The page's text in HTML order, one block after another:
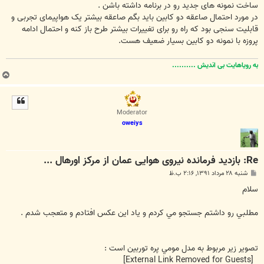
ساخت نمونه های جدید رو در برنامه داشته باشن .
در مورد احتمال صاعقه دو کابین باید بگم صاعقه بیشتر یک هواپیمای تجربی و
قابلیت سنجی بود که راه رو برای تغییرات بیشتر طرح باز کنه و احتمال ادامه
پروزه با نمونه دو کابین بسیار ضعیف هست.
به رویاهایت بی اندیش ..........
Moderator
oweiys
Re: بازدید فرمانده نیروی هوایی عمان از مرکز اورهال ...
ت
شنبه ۲۸ مرداد ۱۳۹۱, ۲:۱۶ ب.ظ
سلام
مطلبي رو داشتم جستجو مي كردم و ياد اين عكس افتادم و متعجب شدم .
تصوير زير مربوط به مدل مومي پره توربين است :
[External Link Removed for Guests]